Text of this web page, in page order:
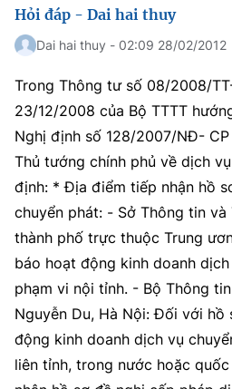
Hỏi đáp - Dai hai thuy
Dai hai thuy - 02:09 28/02/2012
Trong Thông tư số 08/2008/
23/12/2008 của Bộ TTTT
Nghị định số 128/2007/NĐ-
Thủ tướng chính phủ về dịch
định: * Địa điểm tiếp nhận hồ
chuyển phát: - Sở Thông tin
thành phố trực thuộc Trung
báo hoạt động kinh doanh
phạm vi nội tỉnh. - Bộ Thông
Nguyễn Du, Hà Nội: Đối với hồ
động kinh doanh dịch vụ
liên tỉnh, trong nước hoặc